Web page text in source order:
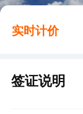
实时计价
签证说明